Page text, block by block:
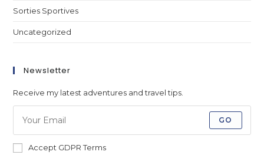
Sorties Sportives
Uncategorized
Newsletter
Receive my latest adventures and travel tips.
GO
Accept GDPR Terms